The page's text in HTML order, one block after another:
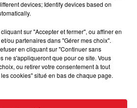
Payant
loto
devices; Identify devices based on
sur "Accepter et fermer", ou affiner en
ou partenaires dans "Gérer mes choix".
en cliquant sur "Continuer sans
ne s'appliqueront que pour ce site. Vous
ou retirer votre consentement à tout
cookies" situé en bas de chaque page.